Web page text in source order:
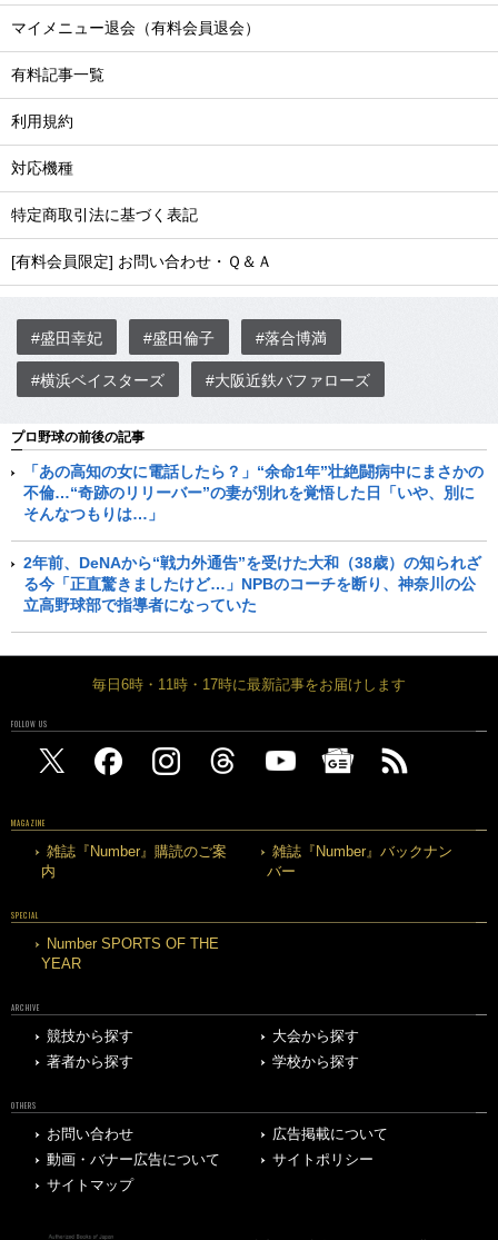
マイメニュー退会（有料会員退会）
有料記事一覧
利用規約
対応機種
特定商取引法に基づく表記
[有料会員限定] お問い合わせ・Ｑ＆Ａ
#盛田幸妃 #盛田倫子 #落合博満
#横浜ベイスターズ #大阪近鉄バファローズ
プロ野球の前後の記事
「あの高知の女に電話したら？」“余命1年”壮絶闘病中にまさかの
不倫…“奇跡のリリーバー”の妻が別れを覚悟した日「いや、別に
そんなつもりは…」
2年前、DeNAから“戦力外通告”を受けた大和（38歳）の知られざ
る今「正直驚きましたけど…」NPBのコーチを断り、神奈川の公
立高野球部で指導者になっていた
毎日6時・11時・17時に最新記事をお届けします
FOLLOW US
MAGAZINE
雑誌『Number』購読のご案
内
雑誌『Number』バックナン
バー
SPECIAL
Number SPORTS OF THE
YEAR
ARCHIVE
競技から探す
大会から探す
著者から探す
学校から探す
OTHERS
お問い合わせ
広告掲載について
動画・バナー広告について
サイトポリシー
サイトマップ